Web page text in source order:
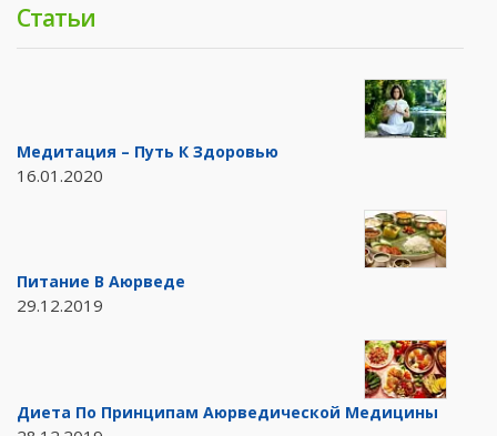
Статьи
Медитация – Путь К Здоровью
16.01.2020
Питание В Аюрведе
29.12.2019
Диета По Принципам Аюрведической Медицины